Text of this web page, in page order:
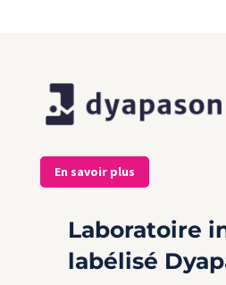
En savoir plus
Laboratoire
labélisé